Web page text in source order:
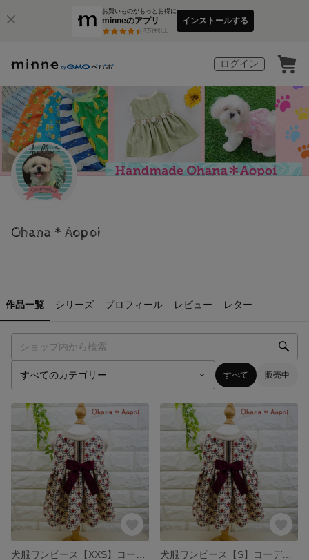
お買いものがもっとお得に
minneのアプリ
3万件以上
インストールする
ログイン
Ohana＊Aopoi
作品一覧 シリーズ プロフィール レビュー レター
すべて 販売中